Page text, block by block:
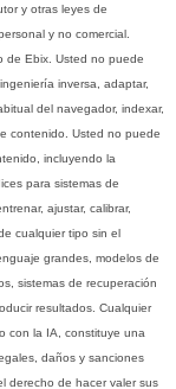
y otras leyes de
y no comercial.
de Ebix. Usted no puede
inversa, adaptar,
del navegador, indexar,
contenido. Usted no puede
incluyendo la
para sistemas de
ajustar, calibrar,
cualquier tipo sin el
grandes, modelos de
sistemas de recuperación
resultados. Cualquier
con la IA, constituye una
daños y sanciones
derecho de hacer valer sus